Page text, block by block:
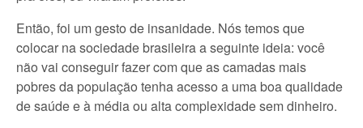
Então, foi um gesto de insanidade. Nós temos que
colocar na sociedade brasileira a seguinte ideia: você
não vai conseguir fazer com que as camadas mais
pobres da população tenha acesso a uma boa qualidade
de saúde e à média ou alta complexidade sem dinheiro.